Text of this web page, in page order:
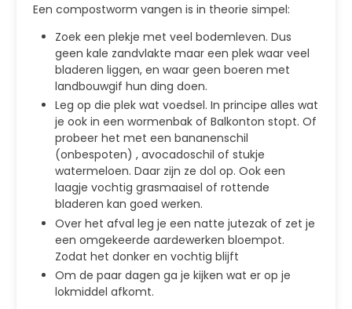
Een compostworm vangen is in theorie simpel:
Zoek een plekje met veel bodemleven. Dus
geen kale zandvlakte maar een plek waar veel
bladeren liggen, en waar geen boeren met
landbouwgif hun ding doen.
Leg op die plek wat voedsel. In principe alles wat
je ook in een wormenbak of Balkonton stopt. Of
probeer het met een bananenschil
(onbespoten) , avocadoschil of stukje
watermeloen. Daar zijn ze dol op. Ook een
laagje vochtig grasmaaisel of rottende
bladeren kan goed werken.
Over het afval leg je een natte jutezak of zet je
een omgekeerde aardewerken bloempot.
Zodat het donker en vochtig blijft
Om de paar dagen ga je kijken wat er op je
lokmiddel afkomt.